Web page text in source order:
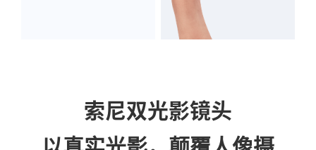
索尼双光影镜头